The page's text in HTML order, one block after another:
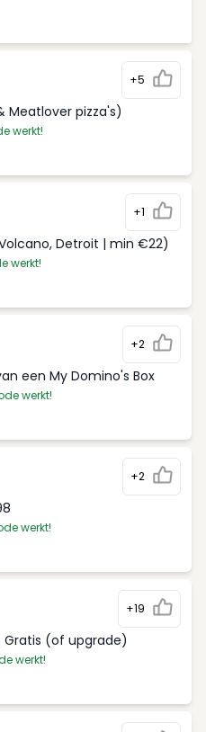
+5
Meatlover pizza's)
werkt!
+1
Detroit | min €22)
werkt!
+2
een My Domino's Box
werkt!
+2
werkt!
+19
Gratis (of upgrade)
werkt!